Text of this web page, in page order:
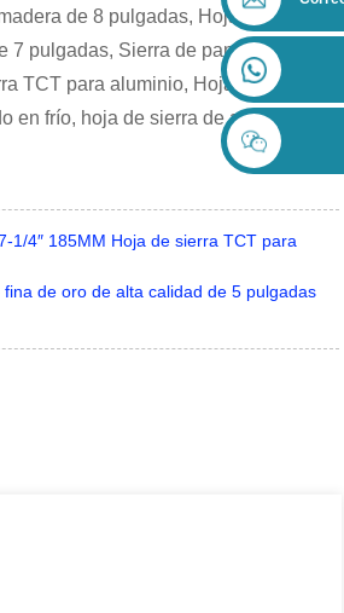
de 8 pulgadas, Hoja de sierra
7 pulgadas, Sierra de panel de
TCT para aluminio, Hoja de corte
en frío, hoja de sierra de aluminio
1/4″ 185MM Hoja de sierra TCT para
de oro de alta calidad de 5 pulgadas